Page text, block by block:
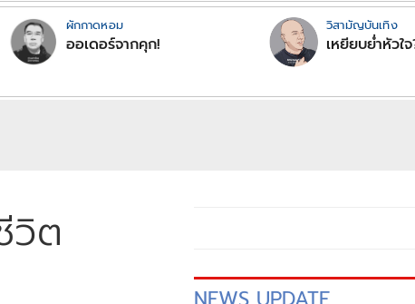
ผักกาดหอม
ออเดอร์จากคุก!
วิสามัญบันเทิง
เหยียบย่ำหัวใ
วิต